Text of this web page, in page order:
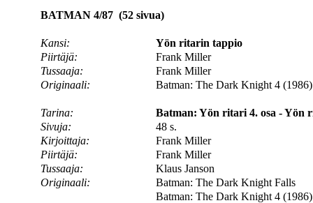
BATMAN 4/87 (52 sivua)
Kansi:
Yön ritarin tappio
Piirtäjä:
Frank Miller
Tussaaja:
Frank Miller
Originaali:
Batman: The Dark Knight 4 (1986)
Tarina:
Batman: Yön ritari 4. osa - Yön
Sivuja:
48 s.
Kirjoittaja:
Frank Miller
Piirtäjä:
Frank Miller
Tussaaja:
Klaus Janson
Originaali:
Batman: The Dark Knight Falls
Batman: The Dark Knight 4 (1986)